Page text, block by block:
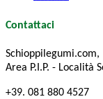
Contattaci
Schioppilegumi.com,
Area P.I.P. - Località
+39. 081 880 4527